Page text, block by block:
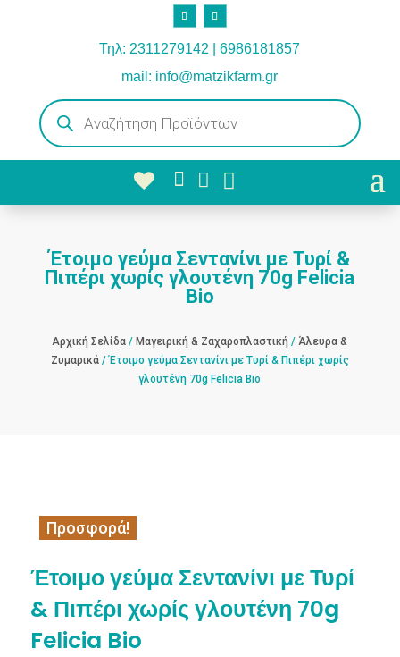
Τηλ: 2311279142 | 6986181857
mail: info@matzikfarm.gr
Products
search
  
Έτοιμο γεύμα Σεντανίνι με Τυρί &
Πιπέρι χωρίς γλουτένη 70g Felicia
Bio
Αρχική Σελίδα /Μαγειρική & Ζαχαροπλαστική /Άλευρα &
Ζυμαρικά/ Έτοιμο γεύμα Σεντανίνι με Τυρί & Πιπέρι χωρίς
γλουτένη 70g Felicia Bio
Προσφορά!
Έτοιμο γεύμα Σεντανίνι με Τυρί
& Πιπέρι χωρίς γλουτένη 70g
Felicia Bio